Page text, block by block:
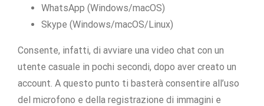
WhatsApp (Windows/macOS)
Skype (Windows/macOS/Linux)
Consente, infatti, di avviare una video chat con un
utente casuale in pochi secondi, dopo aver creato un
account. A questo punto ti basterà consentire all’uso
del microfono e della registrazione di immagini e